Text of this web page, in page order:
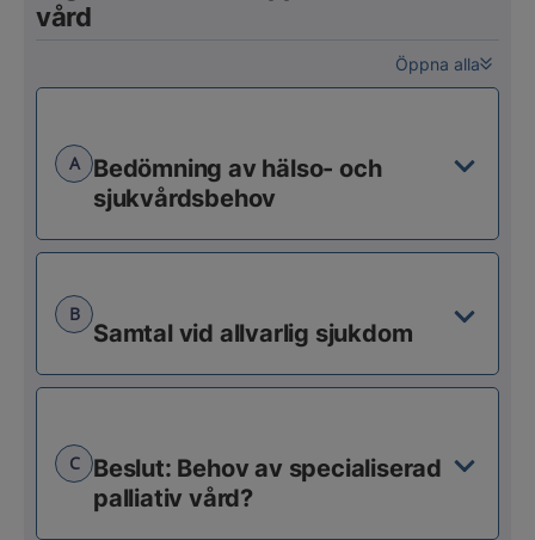
vård
Öppna alla
A
Bedömning av hälso- och
sjukvårdsbehov
B
Samtal vid allvarlig sjukdom
C
Beslut: Behov av specialiserad
palliativ vård?